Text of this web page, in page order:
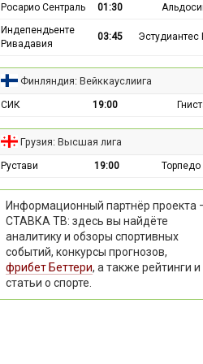
Росарио Сентраль 01:30
Индепендьенте
Ривадавия
03:45 Эстудиантес
Финляндия: Вейккауслиига
СИК 19:00
Грузия: Высшая лига
Рустави 19:00 Торпедо
Информационный партнёр проекта
СТАВКА ТВ: здесь вы найдёте
аналитику и обзоры спортивных
событий, конкурсы прогнозов,
фрибет Беттери, а также рейтинги и
статьи о спорте.